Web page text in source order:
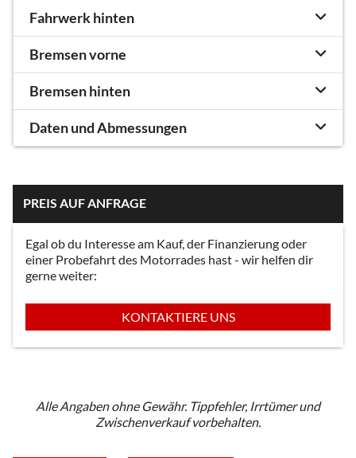
Fahrwerk hinten
Bremsen vorne
Bremsen hinten
Daten und Abmessungen
PREIS AUF ANFRAGE
Egal ob du Interesse am Kauf, der Finanzierung oder
einer Probefahrt des Motorrades hast - wir helfen dir
gerne weiter:
KONTAKTIERE UNS
Alle Angaben ohne Gewähr. Tippfehler, Irrtümer und
Zwischenverkauf vorbehalten.